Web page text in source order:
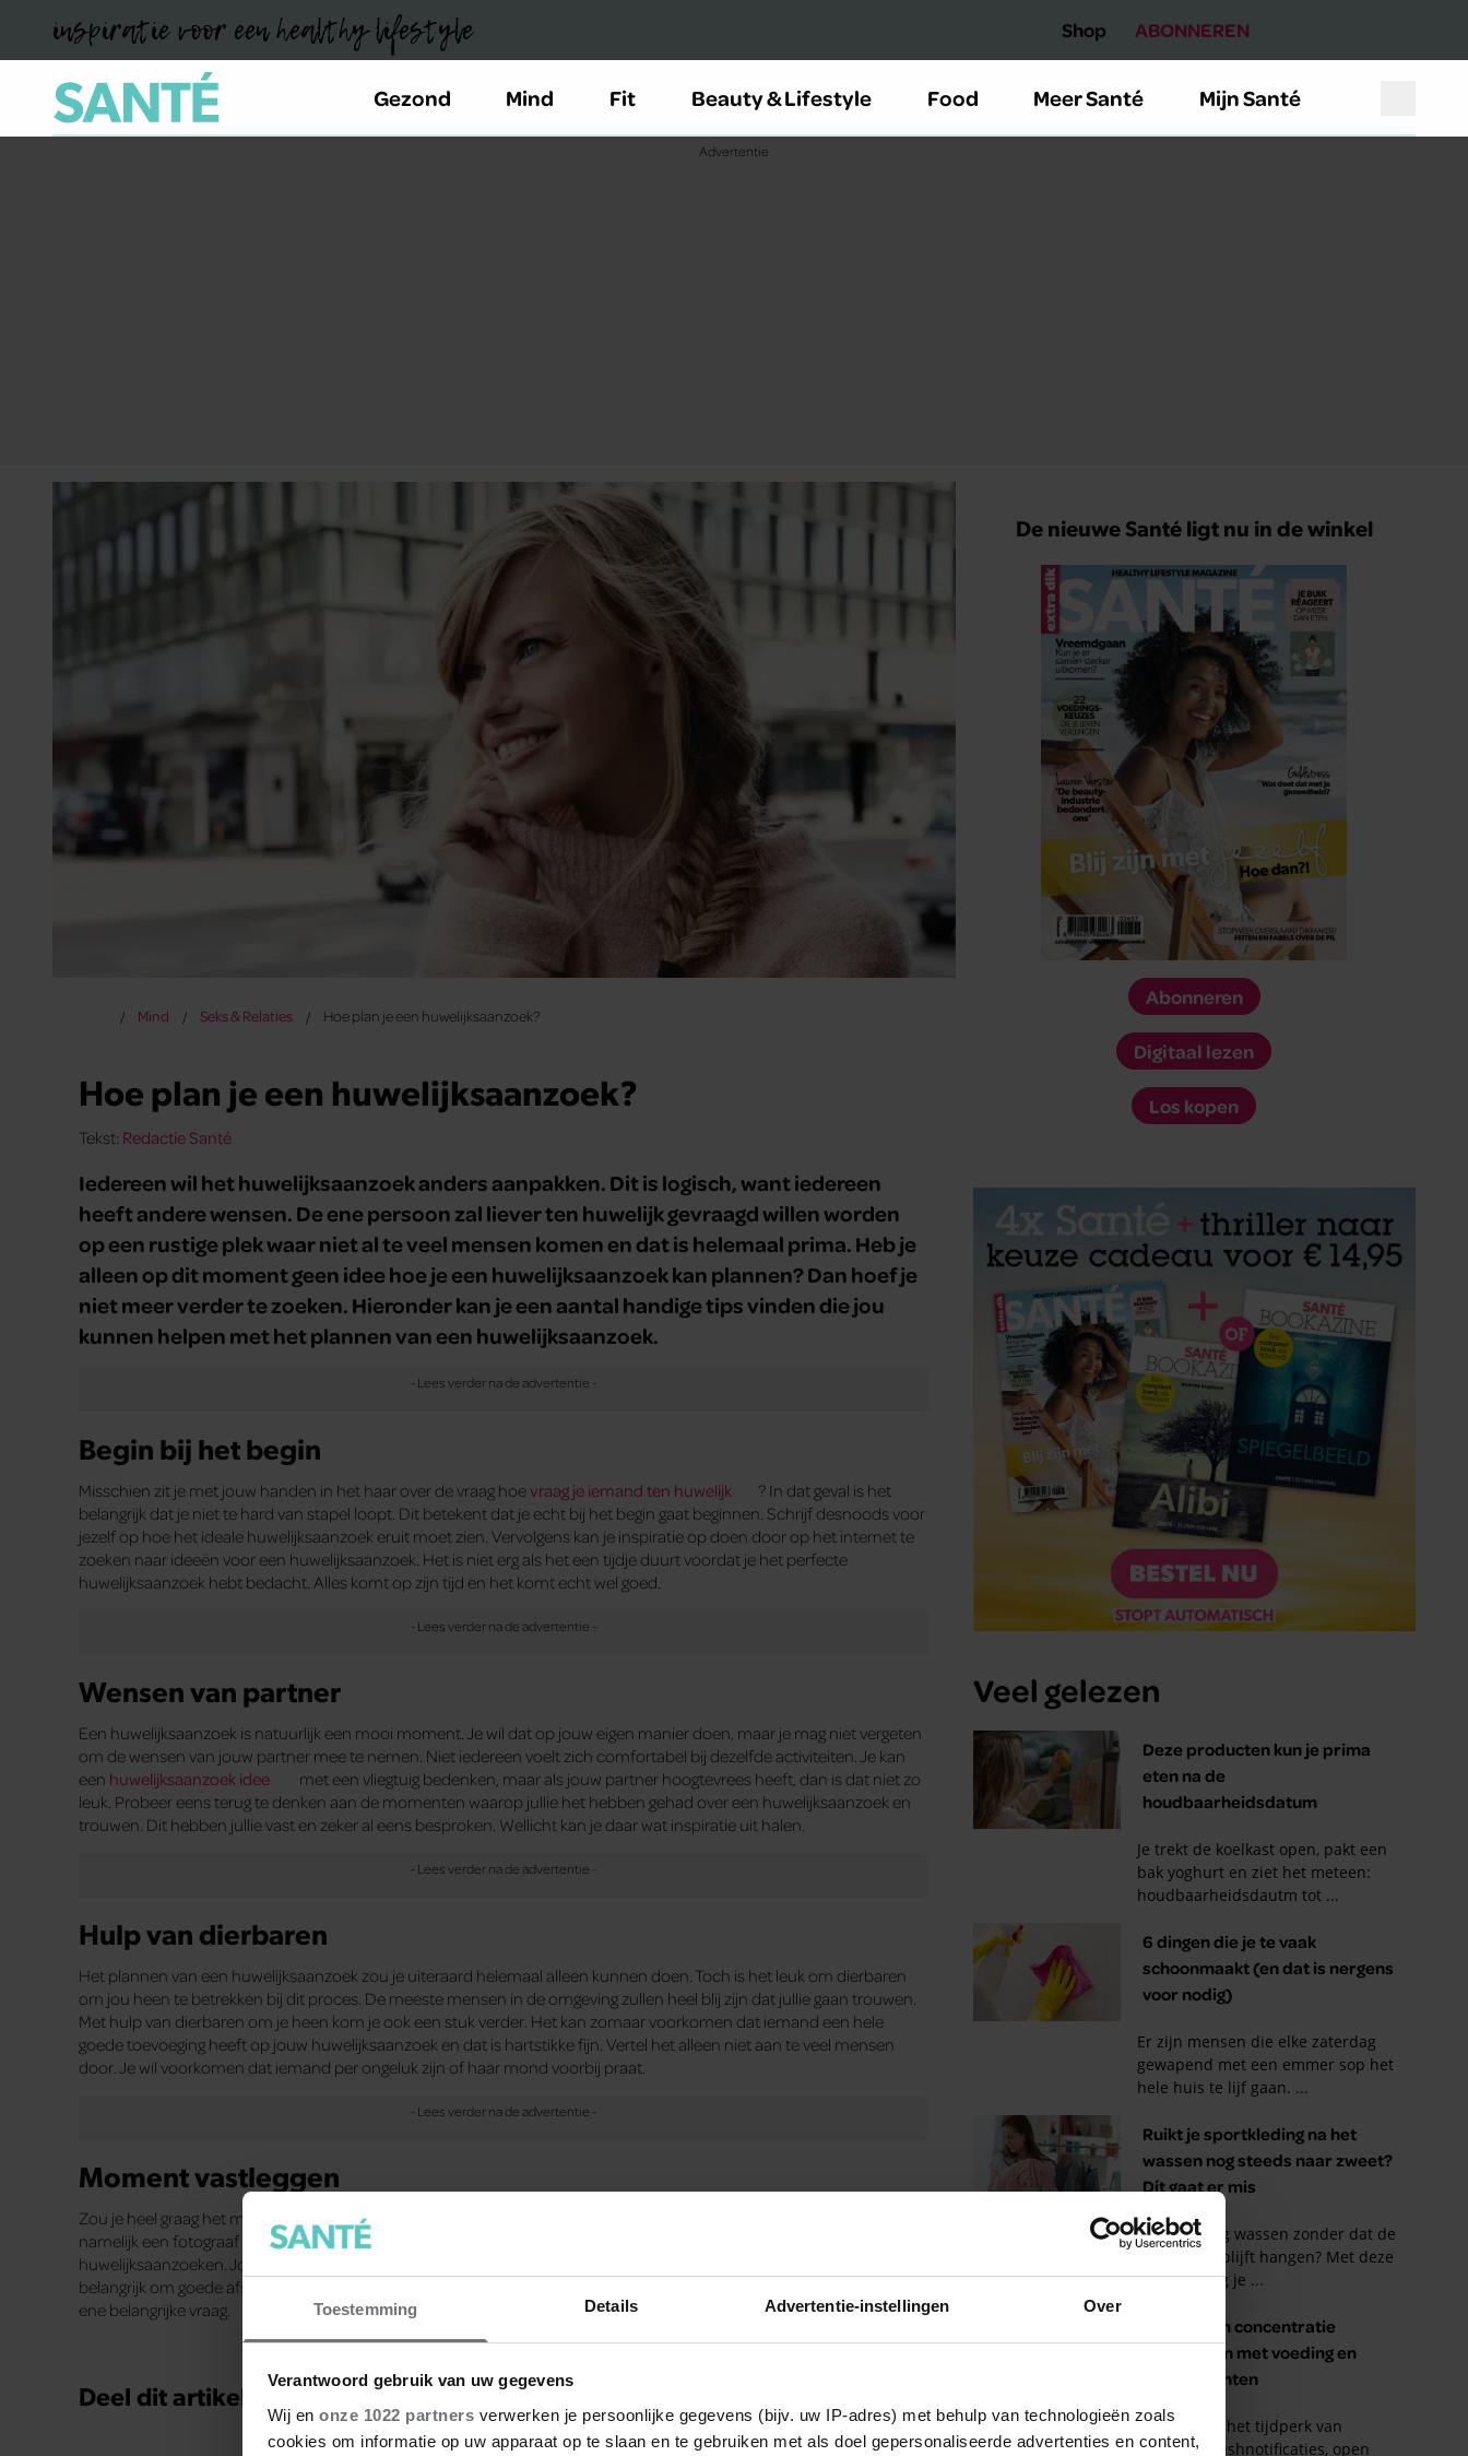
Toestemming Details Advertentie-instellingen Over
Verantwoord gebruik van uw gegevens
Wij en onze 1022 partners verwerken je persoonlijke gegevens (bijv. uw IP-adres) met behulp van technologieën zoals
cookies om informatie op uw apparaat op te slaan en te gebruiken met als doel gepersonaliseerde advertenties en content,
inspiratie voor een healthy lifestyle Shop ABONNEREN
Gezond Mind Fit Beauty & Lifestyle Food Meer Santé Mijn Santé
Mind Seks & Relaties Hoe plan je een huwelijksaanzoek?
Hoe plan je een huwelijksaanzoek?
Tekst: Redactie Santé
Iedereen wil het huwelijksaanzoek anders aanpakken. Dit is logisch, want iedereen
heeft andere wensen. De ene persoon zal liever ten huwelijk gevraagd willen worden
op een rustige plek waar niet al te veel mensen komen en dat is helemaal prima. Heb je
alleen op dit moment geen idee hoe je een huwelijksaanzoek kan plannen? Dan hoef je
niet meer verder te zoeken. Hieronder kan je een aantal handige tips vinden die jou
kunnen helpen met het plannen van een huwelijksaanzoek.
Begin bij het begin
Misschien zit je met jouw handen in het haar over de vraag hoevraag je iemand ten huwelijk
? In dat geval is het
belangrijk dat je niet te hard van stapel loopt. Dit betekent dat je echt bij het begin gaat beginnen. Schrijf desnoods voor
jezelf op hoe het ideale huwelijksaanzoek eruit moet zien. Vervolgens kan je inspiratie op doen door op het internet te
zoeken naar ideeën voor een huwelijksaanzoek. Het is niet erg als het een tijdje duurt voordat je het perfecte
huwelijksaanzoek hebt bedacht. Alles komt op zijn tijd en het komt echt wel goed.
Wensen van partner
Een huwelijksaanzoek is natuurlijk een mooi moment. Je wil dat op jouw eigen manier doen, maar je mag niet vergeten
om de wensen van jouw partner mee te nemen. Niet iedereen voelt zich comfortabel bij dezelfde activiteiten. Je kan
een huwelijksaanzoek idee
met een vliegtuig bedenken, maar als jouw partner hoogtevrees heeft, dan is dat niet zo
leuk. Probeer eens terug te denken aan de momenten waarop jullie het hebben gehad over een huwelijksaanzoek en
trouwen. Dit hebben jullie vast en zeker al eens besproken. Wellicht kan je daar wat inspiratie uit halen.
Hulp van dierbaren
Het plannen van een huwelijksaanzoek zou je uiteraard helemaal alleen kunnen doen. Toch is het leuk om dierbaren
om jou heen te betrekken bij dit proces. De meeste mensen in de omgeving zullen heel blij zijn dat jullie gaan trouwen.
Met hulp van dierbaren om je heen kom je ook een stuk verder. Het kan zomaar voorkomen dat iemand een hele
goede toevoeging heeft op jouw huwelijksaanzoek en dat is hartstikke fijn. Vertel het alleen niet aan te veel mensen
door. Je wil voorkomen dat iemand per ongeluk zijn of haar mond voorbij praat.
Moment vastleggen
Zou je heel graag het moment van het huwelijksaanzoek willen vastleggen? Dat is in veel gevallen mogelijk. Je kan
namelijk een fotograaf inschakelen. Sommige fotografen zijn zelfs gespecialiseerd in het vastleggen van
huwelijksaanzoeken. Jouw partner zal het dan echt niet doorhebben dat jullie gefotografeerd of gefilmd worden. Het is
belangrijk om goede afspraken te maken met de fotograaf. Als alles gelukt is, hebben jullie mooi beeldmateriaal van die
ene belangrijke vraag.
Dit is een gesponsord artikel.
Deel dit artikel op social media!
De nieuwe Santé ligt nu in de winkel
Abonneren
Digitaal lezen
Los kopen